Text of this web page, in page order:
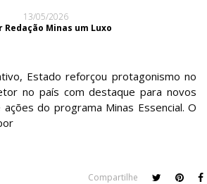
13/05/2026
Redação Minas um Luxo
Estado reforçou protagonismo no
no país com destaque para novos
do programa Minas Essencial. O
Compartilhe